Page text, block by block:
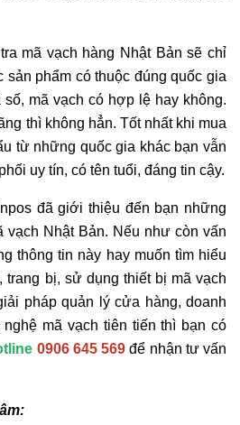
mã vạch hàng Nhật Bản sẽ chỉ
phẩm có thuộc đúng quốc gia
mã vạch có hợp lệ hay không.
thì không hẳn. Tốt nhất khi mua
từ những quốc gia khác bạn vẫn
uy tín, có tên tuổi, đáng tin cậy.
đã giới thiệu đến bạn những
vạch Nhật Bản. Nếu như còn vấn
thông tin này hay muốn tìm hiểu
trang bị, sử dụng thiết bị mã vạch
pháp quản lý cửa hàng, doanh
mã vạch tiên tiến thì bạn có
0906 645 569 để nhận tư vấn